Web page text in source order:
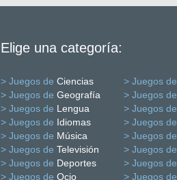
Elige una categoría:
> Juegos de Ciencias > Juegos de
> Juegos de Geografía > Juegos de
> Juegos de Lengua > Juegos de
> Juegos de Idiomas > Juegos de
> Juegos de Música > Juegos de
> Juegos de Televisión > Juegos de
> Juegos de Deportes > Juegos de
> Juegos de Ocio > Juegos de